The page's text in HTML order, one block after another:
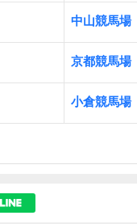
中山競馬場
京都競馬場
小倉競馬場